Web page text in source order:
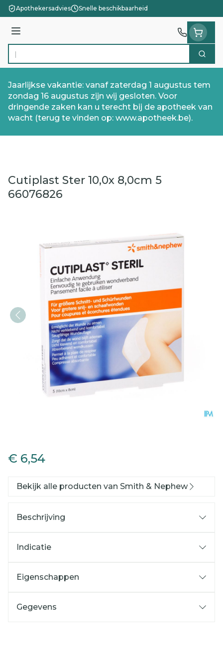
Ga naar de inhoud
Apothekersadvies Snelle beschikbaarheid
Menu
Product, merk, categorie... Zoek
Jaarlijkse vakantie: vanaf zaterdag 1 augustus tem
zondag 16 augustus zijn wij gesloten. Voor
dringende zaken kan u terecht bij de apotheek van
wacht (terug te vinden op: www.apotheek.be).
Cutiplast Ster 10,0x 8,0cm 5
66076826
€ 6,54
Bekijk alle producten van Smith & Nephew
Beschrijving
Indicatie
Eigenschappen
Gegevens